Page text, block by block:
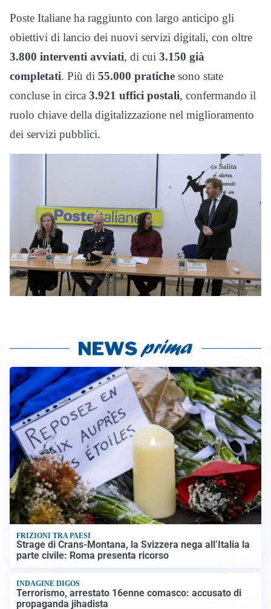
Poste Italiane ha raggiunto con largo anticipo gli
obiettivi di lancio dei nuovi servizi digitali, con oltre
3.800 interventi avviati, di cui 3.150 già
completati. Più di 55.000 pratiche sono state
concluse in circa 3.921 uffici postali, confermando il
ruolo chiave della digitalizzazione nel miglioramento
dei servizi pubblici.
FRIZIONI TRA PAESI
Strage di Crans-Montana, la Svizzera nega all’Italia la
parte civile: Roma presenta ricorso
INDAGINE DIGOS
Terrorismo, arrestato 16enne comasco: accusato di
propaganda jihadista